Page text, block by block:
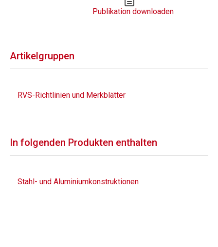
Publikation downloaden
Artikelgruppen
RVS-Richtlinien und Merkblätter
In folgenden Produkten enthalten
Stahl- und Aluminiumkonstruktionen